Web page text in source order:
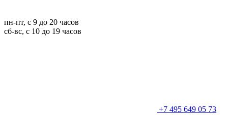
пн-пт, с 9 до 20 часов
сб-вс, с 10 до 19 часов
+7 495 649 05 73